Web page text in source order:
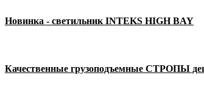
Новинка - светильник INTEKS HIGH BAY
Качественные грузоподъемные СТРОПЫ